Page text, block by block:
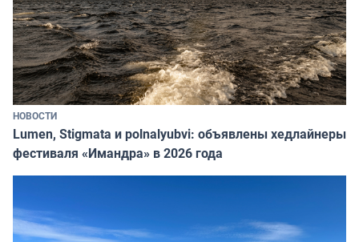
НОВОСТИ
Lumen, Stigmata и polnalyubvi: объявлены хедлайнеры
фестиваля «Имандра» в 2026 года